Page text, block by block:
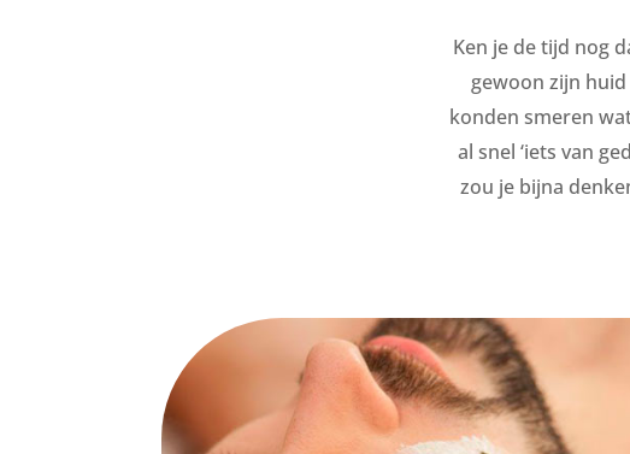
Ken je de tijd nog
gewoon zijn
konden smeren
al snel ‘iets van
zou je bijna